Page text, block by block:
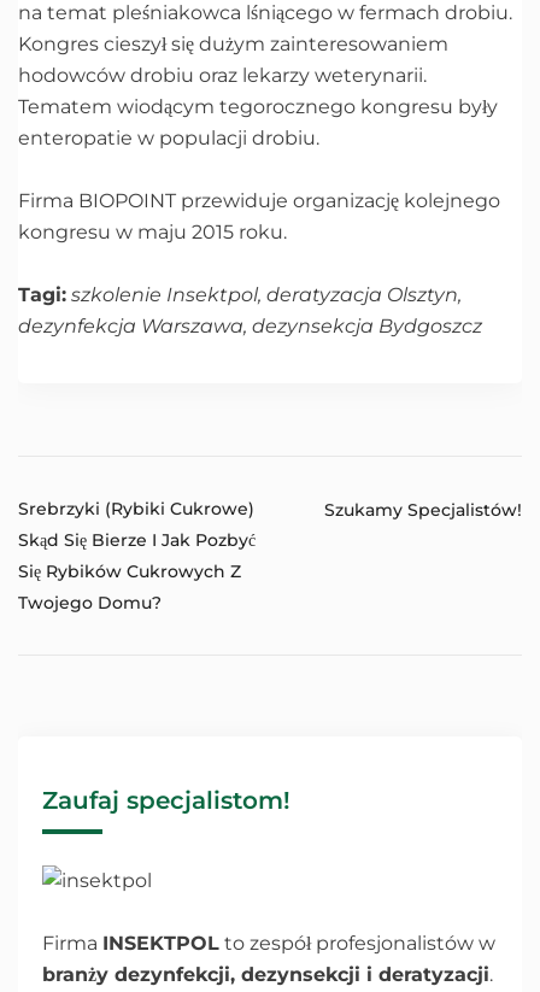
na temat pleśniakowca lśniącego w fermach drobiu.
Kongres cieszył się dużym zainteresowaniem
hodowców drobiu oraz lekarzy weterynarii.
Tematem wiodącym tegorocznego kongresu były
enteropatie w populacji drobiu.
Firma BIOPOINT przewiduje organizację kolejnego
kongresu w maju 2015 roku.
Tagi: szkolenie Insektpol, deratyzacja Olsztyn,
dezynfekcja Warszawa, dezynsekcja Bydgoszcz
Srebrzyki (rybiki Cukrowe)
Skąd Się Bierze I Jak Pozbyć
Się Rybików Cukrowych Z
Twojego Domu?
Szukamy Specjalistów!
Zaufaj specjalistom!
Firma INSEKTPOL to zespół profesjonalistów w
branży dezynfekcji, dezynsekcji i deratyzacji.